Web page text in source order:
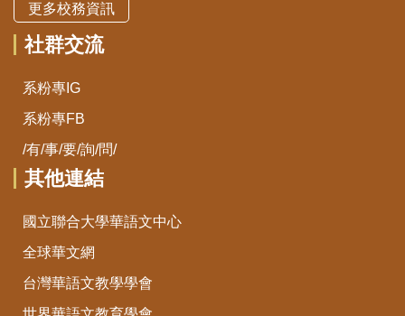
更多校務資訊
社群交流
系粉專IG
系粉專FB
/有/事/要/詢/問/
其他連結
國立聯合大學華語文中心
全球華文網
台灣華語文教學學會